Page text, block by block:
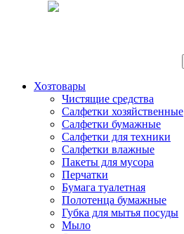
Хозтовары
Чистящие средства
Салфетки хозяйственные
Салфетки бумажные
Салфетки для техники
Салфетки влажные
Пакеты для мусора
Перчатки
Бумага туалетная
Полотенца бумажные
Губка для мытья посуды
Мыло